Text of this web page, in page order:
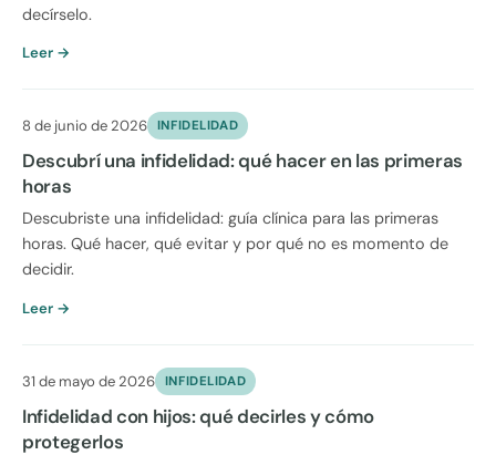
decírselo.
Leer →
8 de junio de 2026 INFIDELIDAD
Descubrí una infidelidad: qué hacer en las primeras
horas
Descubriste una infidelidad: guía clínica para las primeras
horas. Qué hacer, qué evitar y por qué no es momento de
decidir.
Leer →
31 de mayo de 2026 INFIDELIDAD
Infidelidad con hijos: qué decirles y cómo
protegerlos